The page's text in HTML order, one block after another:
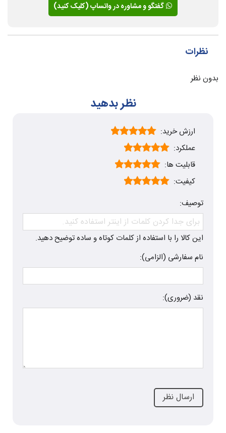
گفتگو و مشاوره در واتساپ (کلیک کنید)
نظرات
بدون نظر
نظر بدهید
ارزش خرید:
عملکرد:
قابلیت ها:
کیفیت:
توصیف:
این کالا را با استفاده از کلمات کوتاه و ساده توضیح دهید.
نام سفارشی (الزامی):
نقد (ضروری):